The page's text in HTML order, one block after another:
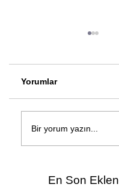
Çağan
yeni şarkı: Bir
Yorumlar
Bir yorum yazın...
En Son